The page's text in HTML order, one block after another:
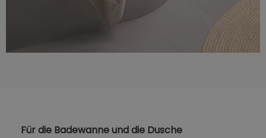
Für die Badewanne und die Dusche